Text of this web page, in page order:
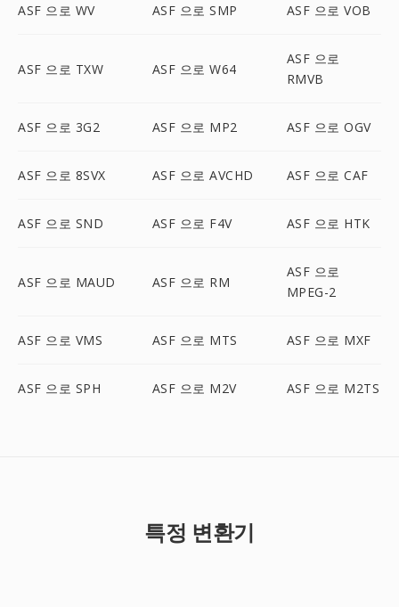
ASF 으로 WV ASF 으로 SMP ASF 으로 VOB
ASF 으로 TXW ASF 으로 W64
ASF 으로
RMVB
ASF 으로 3G2 ASF 으로 MP2 ASF 으로 OGV
ASF 으로 8SVX ASF 으로 AVCHD ASF 으로 CAF
ASF 으로 SND ASF 으로 F4V ASF 으로 HTK
ASF 으로 MAUD ASF 으로 RM
ASF 으로
MPEG-2
ASF 으로 VMS ASF 으로 MTS ASF 으로 MXF
ASF 으로 SPH ASF 으로 M2V ASF 으로 M2TS
특정 변환기